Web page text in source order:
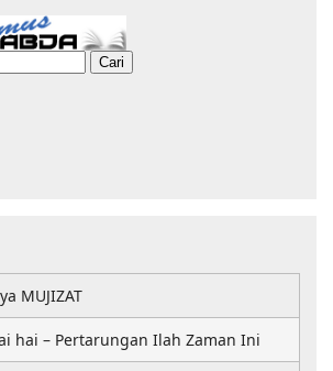
MUJIZAT
hai – Pertarungan Ilah Zaman Ini